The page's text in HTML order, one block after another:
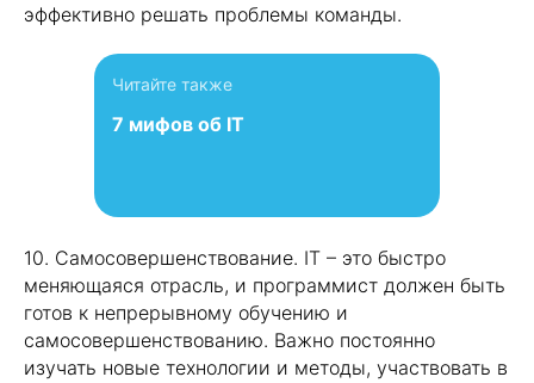
эффективно решать проблемы команды.
7 мифов об IT
Читайте также
10. Самосовершенствование. IT – это быстро
меняющаяся отрасль, и программист должен быть
готов к непрерывному обучению и
самосовершенствованию. Важно постоянно
изучать новые технологии и методы, участвовать в